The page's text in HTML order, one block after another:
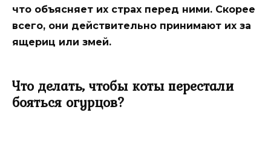
что объясняет их страх перед ними. Скорее
всего, они действительно принимают их за
ящериц или змей.
Что делать, чтобы коты перестали
бояться огурцов?